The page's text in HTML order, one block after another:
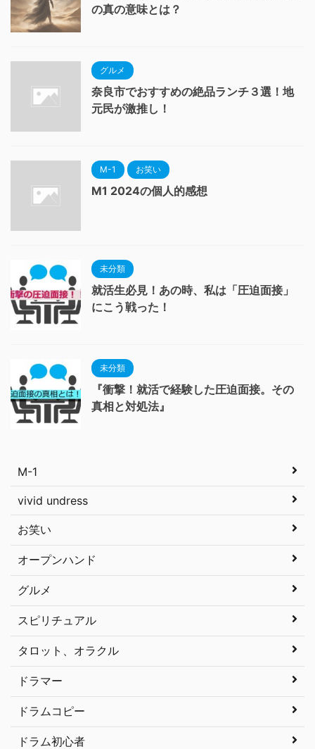
の真の意味とは？
グルメ
奈良市でおすすめの絶品ランチ３選！地
元民が激推し！
M-1 お笑い
M1 2024の個人的感想
未分類
就活生必見！あの時、私は「圧迫面接」
にこう戦った！
未分類
『衝撃！就活で経験した圧迫面接。その
真相と対処法』
M-1
vivid undress
お笑い
オープンハンド
グルメ
スピリチュアル
タロット、オラクル
ドラマー
ドラムコピー
ドラム初心者